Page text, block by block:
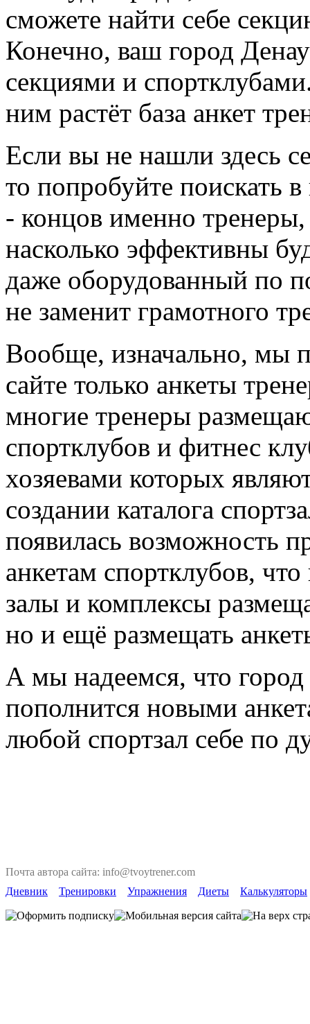
сможете найти себе
Конечно, ваш город
секциями и
ним растёт база анкет
Если вы не нашли здесь
то попробуйте поискать
- концов именно
насколько эффективны
даже оборудованный по
не заменит грамотного
Вообще, изначально, мы
сайте только анкеты
многие тренеры
спортклубов и фитнес
хозяевами которых
создании каталога
появилась возможность
анкетам спортклубов,
залы и комплексы
но и ещё размещать
А мы надеемся, что
пополнится новыми
любой спортзал себе по
Почта автора сайта: info@tvoytrener.com
Дневник
Тренировки Упражнения Диеты Калькуляторы